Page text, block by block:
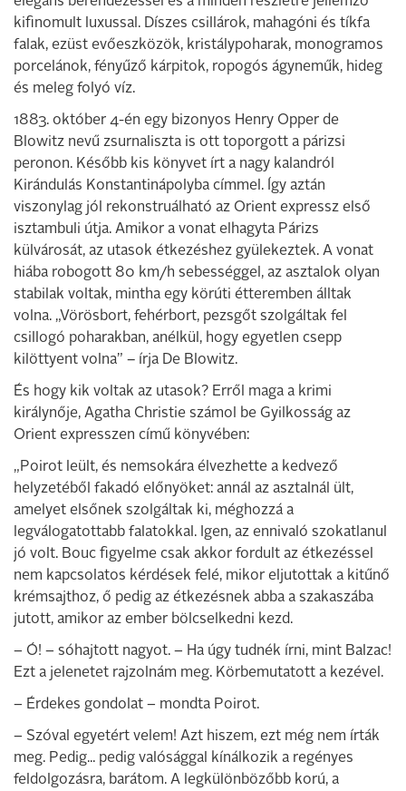
kifinomult luxussal. Díszes csillárok, mahagóni és tíkfa
falak, ezüst evőeszközök, kristálypoharak, monogramos
porcelánok, fényűző kárpitok, ropogós ágyneműk, hideg
és meleg folyó víz.
1883. október 4-én egy bizonyos Henry Opper de
Blowitz nevű zsurnaliszta is ott toporgott a párizsi
peronon. Később kis könyvet írt a nagy kalandról
Kirándulás Konstantinápolyba címmel. Így aztán
viszonylag jól rekonstruálható az Orient expressz első
isztambuli útja. Amikor a vonat elhagyta Párizs
külvárosát, az utasok étkezéshez gyülekeztek. A vonat
hiába robogott 80 km/h sebességgel, az asztalok olyan
stabilak voltak, mintha egy körúti étteremben álltak
volna. „Vörösbort, fehérbort, pezsgőt szolgáltak fel
csillogó poharakban, anélkül, hogy egyetlen csepp
kilöttyent volna” – írja De Blowitz.
És hogy kik voltak az utasok? Erről maga a krimi
királynője, Agatha Christie számol be Gyilkosság az
Orient expresszen című könyvében:
„Poirot leült, és nemsokára élvezhette a kedvező
helyzetéből fakadó előnyöket: annál az asztalnál ült,
amelyet elsőnek szolgáltak ki, méghozzá a
legválogatottabb falatokkal. Igen, az ennivaló szokatlanul
jó volt. Bouc figyelme csak akkor fordult az étkezéssel
nem kapcsolatos kérdések felé, mikor eljutottak a kitűnő
krémsajthoz, ő pedig az étkezésnek abba a szakaszába
jutott, amikor az ember bölcselkedni kezd.
− Ó! − sóhajtott nagyot. − Ha úgy tudnék írni, mint Balzac!
Ezt a jelenetet rajzolnám meg. Körbemutatott a kezével.
− Érdekes gondolat − mondta Poirot.
− Szóval egyetért velem! Azt hiszem, ezt még nem írták
meg. Pedig... pedig valósággal kínálkozik a regényes
feldolgozásra, barátom. A legkülönbözőbb korú, a